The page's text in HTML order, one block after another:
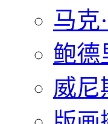
马克
鲍德
威尼